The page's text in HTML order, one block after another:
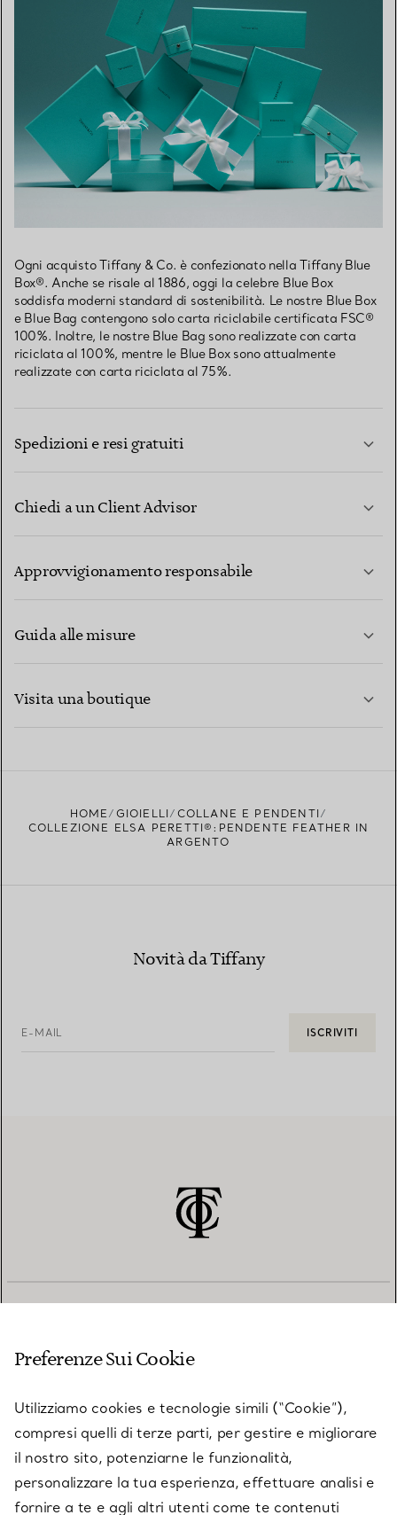
Ogni acquisto Tiffany & Co. è confezionato nella Tiffany Blue
Box®. Anche se risale al 1886, oggi la celebre Blue Box
soddisfa moderni standard di sostenibilità. Le nostre Blue Box
e Blue Bag contengono solo carta riciclabile certificata FSC®
100%. Inoltre, le nostre Blue Bag sono realizzate con carta
riciclata al 100%, mentre le Blue Box sono attualmente
realizzate con carta riciclata al 75%.
Spedizioni e resi gratuiti
Chiedi a un Client Advisor
Approvvigionamento responsabile
Guida alle misure
Visita una boutique
HOME GIOIELLI
COLLANE E PENDENTI
COLLEZIONE ELSA PERETTI®:PENDENTE FEATHER IN
ARGENTO
Novità da Tiffany
E-MAIL ISCRIVITI
SU TIFFANY & CO.
Preferenze Sui Cookie
Utilizziamo cookies e tecnologie simili (“Cookie”),
compresi quelli di terze parti, per gestire e migliorare
il nostro sito, potenziarne le funzionalità,
personalizzare la tua esperienza, effettuare analisi e
fornire a te e agli altri utenti come te contenuti